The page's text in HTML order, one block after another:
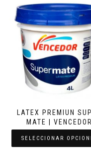
LATEX PREMIUN
MATE | VENCEDOR
SELECCIONAR